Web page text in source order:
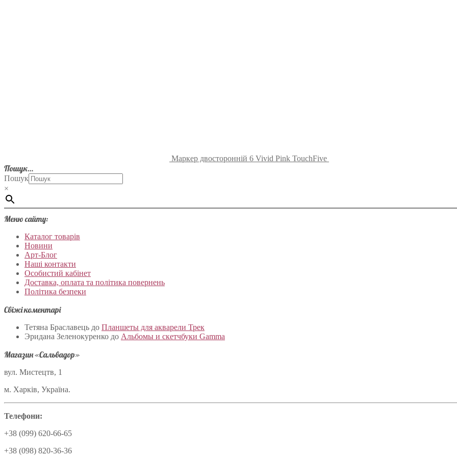
Маркер двосторонній 6 Vivid Pink TouchFive
Пошук…
Пошук
×
Меню сайту:
Каталог товарів
Новини
Арт-Блог
Наші контакти
Особистий кабінет
Доставка, оплата та політика повернень
Політика безпеки
Свіжі коментарі
Тетяна Браславець до Планшеты для акварели Трек
Эридана Зеленокуренко до Альбомы и скетчбуки Gamma
Магазин «Сальвадор»
вул. Мистецтв, 1
м. Харків, Україна.
Телефони:
+38 (099) 620-66-65
+38 (098) 820-36-36